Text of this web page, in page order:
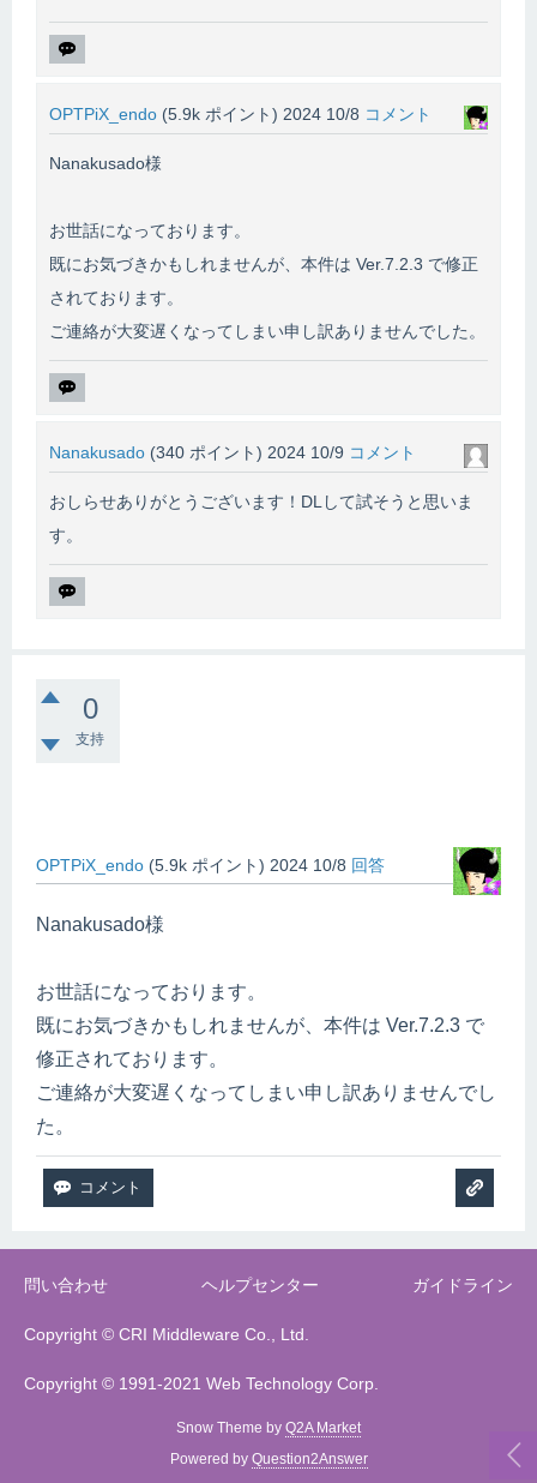
OPTPiX_endo (5.9k ポイント) 2024 10/8 コメント
Nanakusado様
お世話になっております。
既にお気づきかもしれませんが、本件は Ver.7.2.3 で修正
されております。
ご連絡が大変遅くなってしまい申し訳ありませんでした。
Nanakusado (340 ポイント) 2024 10/9 コメント
おしらせありがとうございます！DLして試そうと思いま
す。
0
支持
OPTPiX_endo (5.9k ポイント) 2024 10/8 回答
Nanakusado様
お世話になっております。
既にお気づきかもしれませんが、本件は Ver.7.2.3 で
修正されております。
ご連絡が大変遅くなってしまい申し訳ありませんでし
た。
問い合わせ ヘルプセンター ガイドライン
Copyright © CRI Middleware Co., Ltd.
Copyright © 1991-2021 Web Technology Corp.
Snow Theme by Q2A Market
Powered by Question2Answer